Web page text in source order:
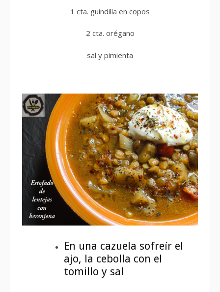
1 cta. guindilla en copos
2 cta. orégano
sal y pimienta
En una cazuela sofreír el
ajo, la cebolla con el
tomillo y sal